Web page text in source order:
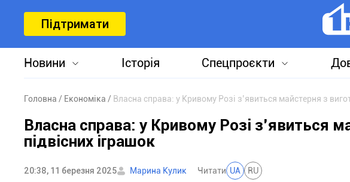
Підтримати
Новини Історія Спецпроєкти
Головна Економіка Власна справа: у Кривому Розі з’явиться майстерня з
Власна справа: у Кривому Розі з’явиться
підвісних іграшок
20:38, 11 березня 2025 Марина Кулик Читати UA RU